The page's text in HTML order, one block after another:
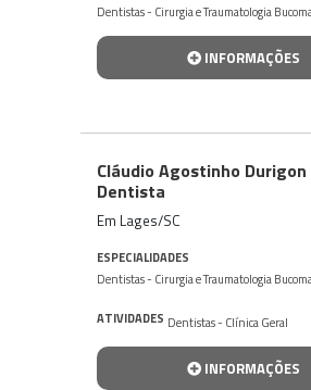
Dentistas - Cirurgia e Traumatologia
INFORMAÇÕES
Cláudio Agostinho
Dentista
Em Lages/SC
ESPECIALIDADES
Dentistas - Cirurgia e Traumatologia
ATIVIDADES Dentistas - Clínica Geral
INFORMAÇÕES